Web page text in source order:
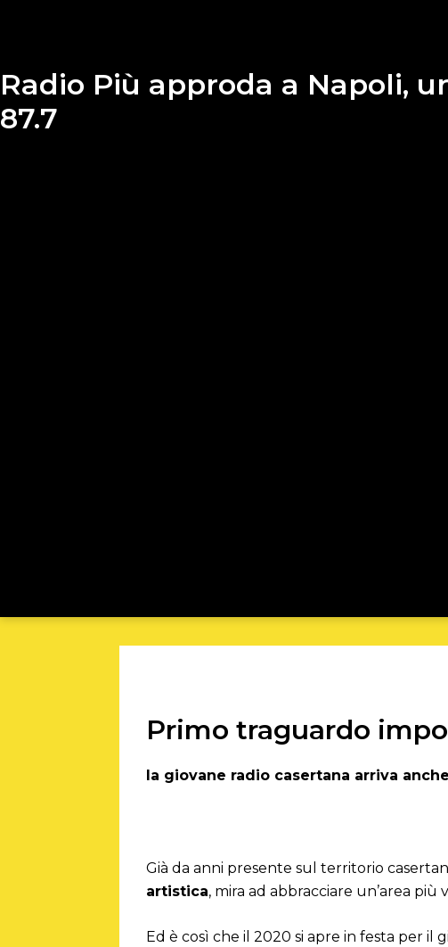
Radio Più approda a Napoli,
87.7
Primo traguardo
la giovane radio casertana arriva
Già da anni presente sul territorio
artistica, mira ad abbracciare un’area
Ed è così che il 2020 si apre in festa per il